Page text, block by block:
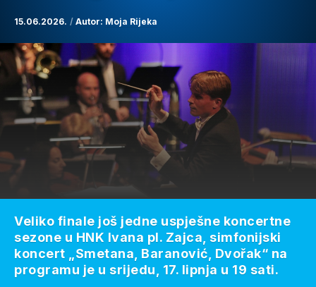
15.06.2026. Autor: Moja Rijeka
Veliko finale još jedne uspješne koncertne
sezone u HNK Ivana pl. Zajca, simfonijski
koncert „Smetana, Baranović, Dvořak“ na
programu je u srijedu, 17. lipnja u 19 sati.